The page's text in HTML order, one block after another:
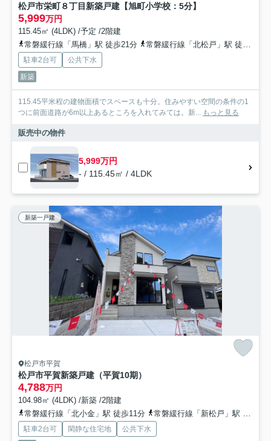
松戸市栄町８丁目新築戸建【旭町小学校：5分】
5,999万円
115.45㎡ (4LDK) /予定 /2階建
常磐緩行線「馬橋」駅 徒歩21分
常磐緩行線「北松戸」駅 徒歩25分
駐車2台可
公共下水
新築
115.45平米程の建物面積でスペースも十分。住みやすい空間の条件の1
つに前面道路が6m以上あるところを入れてみては。新... もっと見る
販売中の物件
5,999万円
- / 115.45㎡ / 4LDK
新築一戸建
松戸市平賀
松戸市平賀新築戸建（平賀10期）
4,788万円
104.98㎡ (4LDK) /新築 /2階建
常磐緩行線「北小金」駅 徒歩11分
常磐緩行線「新松戸」駅 徒歩34分
駐車2台可 閑静な住宅地
公共下水